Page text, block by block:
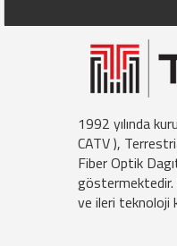
1992 yılında
CATV ),
Fiber Optik
göstermektedir.
ve ileri teknoloji